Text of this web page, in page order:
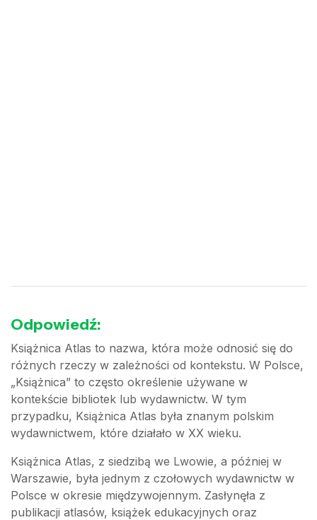
Odpowiedź:
Książnica Atlas to nazwa, która może odnosić się do
różnych rzeczy w zależności od kontekstu. W Polsce,
„Książnica” to często określenie używane w
kontekście bibliotek lub wydawnictw. W tym
przypadku, Książnica Atlas była znanym polskim
wydawnictwem, które działało w XX wieku.
Książnica Atlas, z siedzibą we Lwowie, a później w
Warszawie, była jednym z czołowych wydawnictw w
Polsce w okresie międzywojennym. Zasłynęła z
publikacji atlasów, książek edukacyjnych oraz